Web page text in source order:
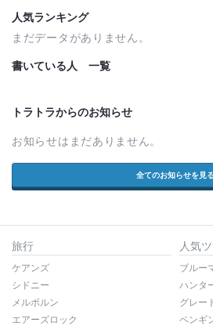
人気ランキング
まだデータがありません。
書いている人 一覧
トラトラからのお知らせ
お知らせはまだありません。
全てのお知らせを見る
旅行
ケアンズ
シドニー
メルボルン
エアーズロック
人気
ブルー
ハンタ
グレー
ペンギ